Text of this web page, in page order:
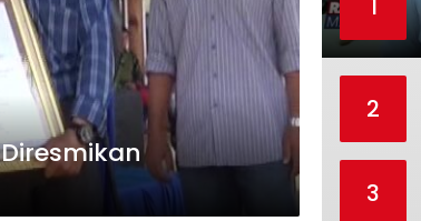
Destinasi Wisata Marines Eco Park Diresmikan
1
2
3